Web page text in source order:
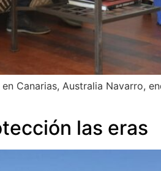
Canarias, Australia Navarro,
las eras